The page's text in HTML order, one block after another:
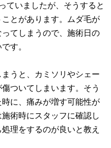
ていましたが、そうすると
とがあります。ムダ毛が
てしまうので、施術日の
す。
うと、カミソリやシェー
ついてしまいます。そう
に、痛みが増す可能性が
術時にスタッフに確認し
理をするのが良いと教え